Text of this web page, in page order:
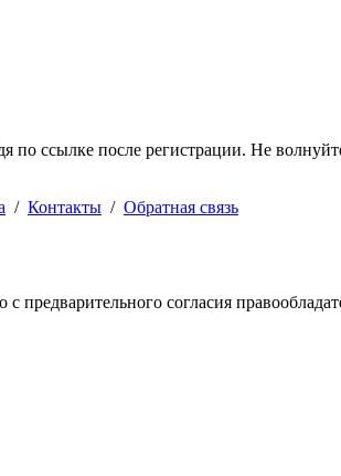
ссылке после регистрации. Не
/ Контакты / Обратная связь
предварительного согласия